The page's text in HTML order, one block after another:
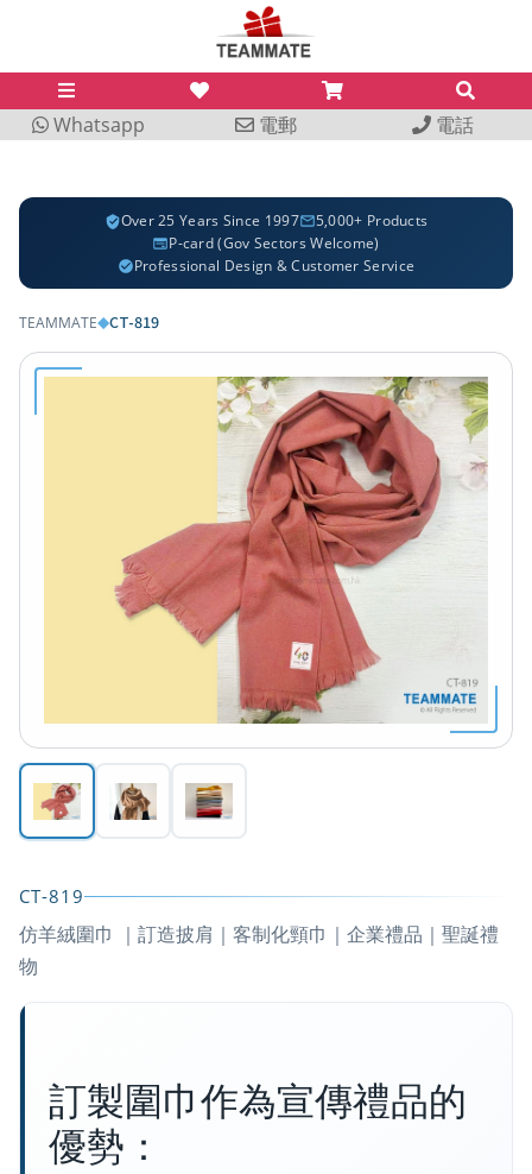
Whatsapp 電郵 電話
Over 25 Years Since 1997
5,000+ Products
P-card (Gov Sectors Welcome)
Professional Design & Customer Service
TEAMMATE◆CT-819
CT-819
仿羊絨圍巾 ｜訂造披肩｜客制化頸巾｜企業禮品｜聖誕禮
物
訂製圍巾作為宣傳禮品的
優勢：